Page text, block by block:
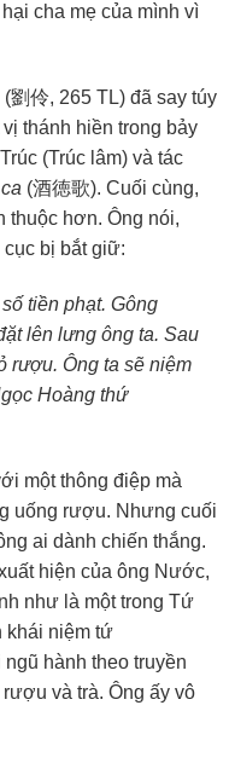
cha mẹ của mình vì
(劉伶, 265 TL) đã say túy
vị thánh hiền trong bảy
(Trúc lâm) và tác
(酒徳歌). Cuối cùng,
thuộc hơn. Ông nói,
cục bị bắtgiữ:
tiền phạt. Gông
lên lưng ông ta. Sau
rượu. Ông ta sẽ niệm
Hoàng thứ
mộtthông điệp mà
uống rượu. Nhưng cuối
ai dành chiến thắng.
hiện của ông Nước,
như là một trong Tứ
khái niệm tứ
ngũ hành theo truyền
và trà. Ông ấy vô